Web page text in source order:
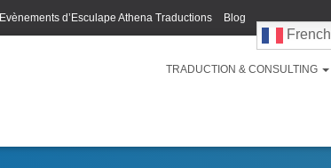
Evènements d’Esculape Athena Traductions Blog
French
TRADUCTION & CONSULTING